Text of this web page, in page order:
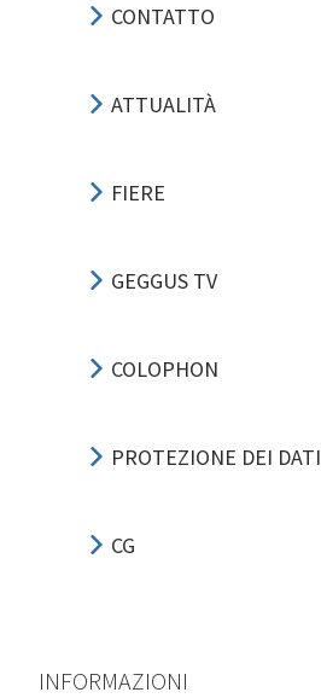
CONTATTO
ATTUALITÀ
FIERE
GEGGUS TV
COLOPHON
PROTEZIONE DEI DATI
CG
INFORMAZIONI